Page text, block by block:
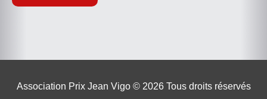
Association Prix Jean Vigo © 2026 Tous droits réservés